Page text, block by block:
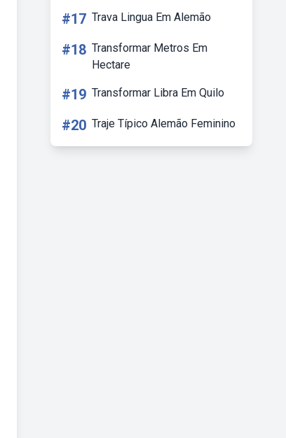
#17 Trava Lingua Em Alemão
#18 Transformar Metros Em
Hectare
#19 Transformar Libra Em Quilo
#20 Traje Típico Alemão Feminino